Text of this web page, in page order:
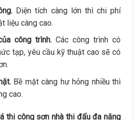
Diện tích càng lớn thì chi phí
liệu càng cao.
công trình. Các công trình có
tạp, yêu cầu kỹ thuật cao sẽ có
Bề mặt càng hư hỏng nhiều thì
cao.
thi công sơn nhà thi đấu đa năng